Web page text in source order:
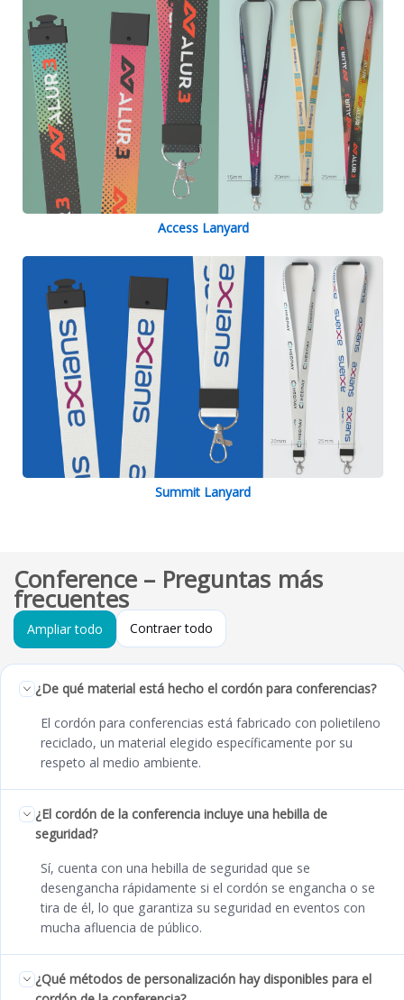
Access Lanyard
Summit Lanyard
Conference – Preguntas más
frecuentes
Ampliar todo Contraer todo
¿De qué material está hecho el cordón para conferencias?
El cordón para conferencias está fabricado con polietileno
reciclado, un material elegido específicamente por su
respeto al medio ambiente.
¿El cordón de la conferencia incluye una hebilla de
seguridad?
Sí, cuenta con una hebilla de seguridad que se
desengancha rápidamente si el cordón se engancha o se
tira de él, lo que garantiza su seguridad en eventos con
mucha afluencia de público.
¿Qué métodos de personalización hay disponibles para el